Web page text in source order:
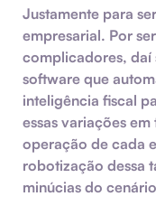
Justamente para
empresarial. Por
complicadores, daí
software que
inteligência fiscal
essas variações
operação de cada
robotização dessa
minúcias do